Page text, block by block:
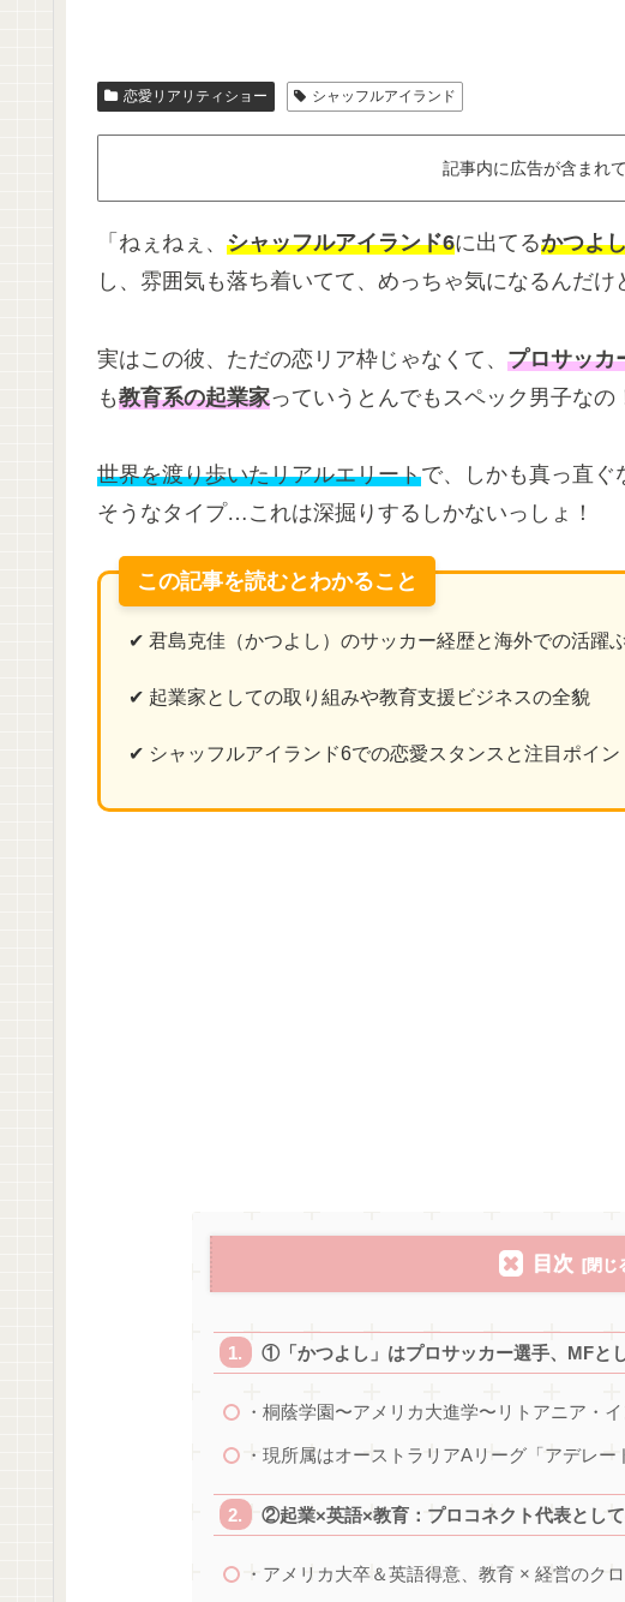
恋愛リアリティショー シャッフルアイランド
記事内に広告が含まれて
「ねぇねぇ、 シャッフルアイランド6に出てるかつよ
し、雰囲気も落ち着いてて、めっちゃ気になるんだけ
実はこの彼、ただの恋リア枠じゃなくて、 プロサッカ
も教育系の起業家っていうとんでもスペック男子なの
世界を渡り歩いたリアルエリートで、しかも真っ直ぐ
そうなタイプ…これは深掘りするしかないっしょ！
この記事を読むとわかること
✔ 君島克佳（かつよし）のサッカー経歴と海外での活躍
✔ 起業家としての取り組みや教育支援ビジネスの全貌
✔ シャッフルアイランド6での恋愛スタンスと注目ポイン
目次
①「かつよし」はプロサッカー選手、MFと
・桐蔭学園〜アメリカ大進学〜リトアニア・
・現所属はオーストラリアAリーグ「アデレー
②起業×英語×教育：プロコネクト代表とし
・アメリカ大卒＆英語得意、教育 × 経営のク